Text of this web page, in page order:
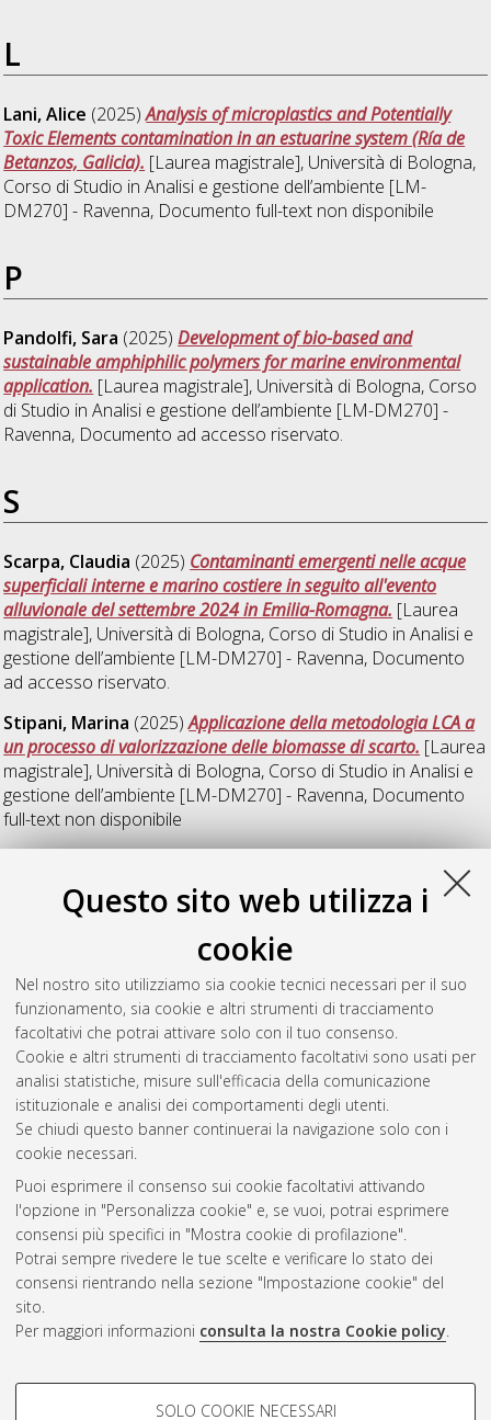
Questo sito web utilizza i
cookie
Nel nostro sito utilizziamo sia cookie tecnici necessari per il suo
funzionamento, sia cookie e altri strumenti di tracciamento
facoltativi che potrai attivare solo con il tuo consenso.
Cookie e altri strumenti di tracciamento facoltativi sono usati per
analisi statistiche, misure sull'efficacia della comunicazione
istituzionale e analisi dei comportamenti degli utenti.
Se chiudi questo banner continuerai la navigazione solo con i
cookie necessari.
Puoi esprimere il consenso sui cookie facoltativi attivando
l'opzione in "Personalizza cookie" e, se vuoi, potrai esprimere
consensi più specifici in "Mostra cookie di profilazione".
Potrai sempre rivedere le tue scelte e verificare lo stato dei
consensi rientrando nella sezione "Impostazione cookie" del
sito.
Per maggiori informazioni consulta la nostra Cookie policy.
COOKIE DI PROFILAZIONE -
SOLO COOKIE NECESSARI
L
Lani, Alice (2025)Analysis of microplastics and Potentially
Toxic Elements contamination in an estuarine system (Ría de
Betanzos, Galicia). [Laurea magistrale], Università di Bologna,
Corso di Studio inAnalisi e gestione dell’ambiente [LM-
DM270] - Ravenna, Documento full-text non disponibile
P
Pandolfi, Sara (2025)Development of bio-based and
sustainable amphiphilic polymers for marine environmental
application. [Laurea magistrale], Università di Bologna, Corso
di Studio inAnalisi e gestione dell’ambiente [LM-DM270] -
Ravenna, Documento ad accesso riservato.
S
Scarpa, Claudia (2025) Contaminanti emergenti nelle acque
superficiali interne e marino costiere in seguito all'evento
alluvionale del settembre 2024 in Emilia-Romagna. [Laurea
magistrale], Università di Bologna, Corso di Studio inAnalisi e
gestione dell’ambiente [LM-DM270] - Ravenna, Documento
ad accesso riservato.
Stipani, Marina (2025)Applicazione della metodologia LCA a
un processo di valorizzazione delle biomasse di scarto. [Laurea
magistrale], Università di Bologna, Corso di Studio inAnalisi e
gestione dell’ambiente [LM-DM270] - Ravenna, Documento
full-text non disponibile
(2025)Exploring the influence of climatic
peatlands.[Laurea magistrale], Università di Bologna, Corso di
Studio inAnalisi e gestione dell’ambiente [LM-DM270] -
Ravenna, Documento ad accesso riservato.
Questa lista e' stata generata ilThu Aug 6 20:44:06 2026
CEST
Atom
Rss 1.0
Rss 2.0
AMS Laurea
Impostazioni Cookie
Informativa sulla privacy